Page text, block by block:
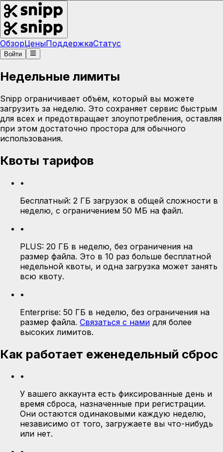
ОбзорЦеныПоддержкаСтатус
Войти
Недельные лимиты
Snipp ограничивает объём, который вы можете
загрузить за неделю. Это сохраняет сервис быстрым
для всех и предотвращает злоупотребления, оставляя
при этом достаточно простора для обычного
использования.
Квоты тарифов
•
Бесплатный: 2 ГБ загрузок в общей сложности в
неделю, с ограничением 50 МБ на файл.
•
PLUS: 20 ГБ в неделю, без ограничения на
размер файла. Это в 10 раз больше бесплатной
недельной квоты, и одна загрузка может занять
всю квоту.
•
Enterprise: 50 ГБ в неделю, без ограничения на
размер файла. Связаться с нами для более
высоких лимитов.
Как работает еженедельный сброс
•
У вашего аккаунта есть фиксированные день и
время сброса, назначенные при регистрации.
Они остаются одинаковыми каждую неделю,
независимо от того, загружаете вы что-нибудь
или нет.